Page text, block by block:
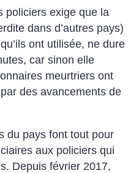
policiers exige que la
dans d’autres pays)
ont utilisée, ne dure
car sinon elle
meurtriers ont
des avancements de
du pays font tout pour
aux policiers qui
Depuis février 2017,